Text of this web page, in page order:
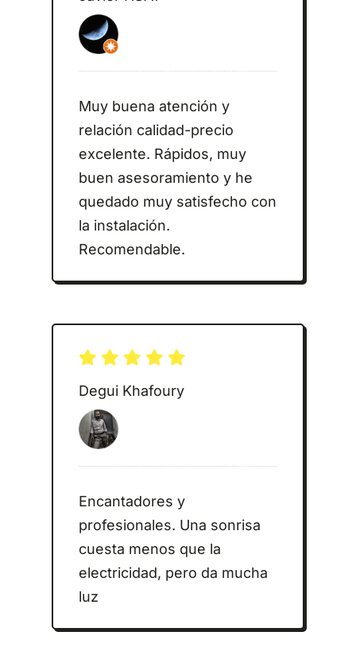
Muy buena atención y
relación calidad-precio
excelente. Rápidos, muy
buen asesoramiento y he
quedado muy satisfecho con
la instalación.
Recomendable.
Degui Khafoury
Encantadores y
profesionales. Una sonrisa
cuesta menos que la
electricidad, pero da mucha
luz